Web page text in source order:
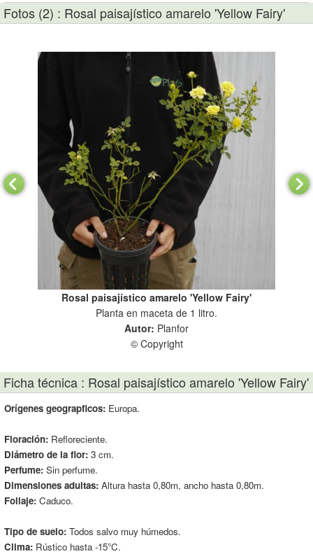
Fotos (2) : Rosal paisajístico amarelo 'Yellow Fairy'
Rosal paisajístico amarelo 'Yellow Fairy'
Planta en maceta de 1 litro.
Autor: Planfor
© Copyright
Ficha técnica : Rosal paisajístico amarelo 'Yellow Fairy'
Orígenes geograpficos: Europa.
Floración: Refloreciente.
Diámetro de la flor: 3 cm.
Perfume: Sin perfume.
Dimensiones adultas: Altura hasta 0,80m, ancho hasta 0,80m.
Follaje: Caduco.
Tipo de suelo: Todos salvo muy húmedos.
Clima: Rústico hasta -15°C.